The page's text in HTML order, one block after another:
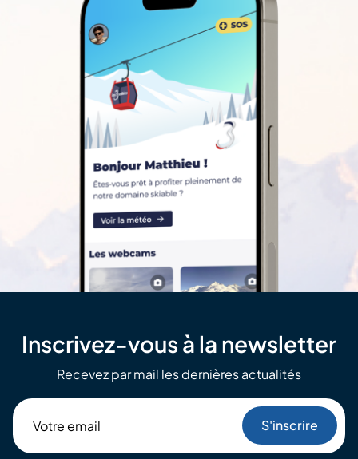
Inscrivez-vous à la newsletter
Recevez par mail les dernières actualités
email